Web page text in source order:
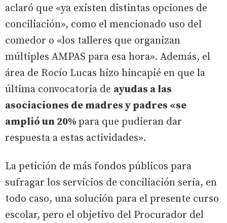
aclaró que «ya existen distintas opciones de
conciliación», como el mencionado uso del
comedor o «los talleres que organizan
múltiples AMPAS para esa hora». Además, el
área de Rocío Lucas hizo hincapié en que la
última convocatoria de ayudas a las
asociaciones de madres y padres «se
amplió un 20% para que pudieran dar
respuesta a estas actividades».
La petición de más fondos públicos para
sufragar los servicios de conciliación sería, en
todo caso, una solución para el presente curso
escolar, pero el objetivo del Procurador del